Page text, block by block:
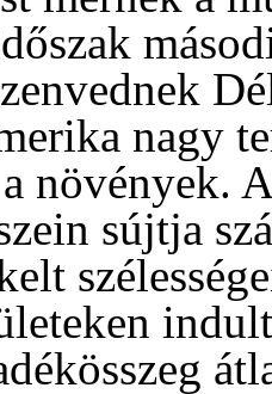
nagy
növények.
sújtja